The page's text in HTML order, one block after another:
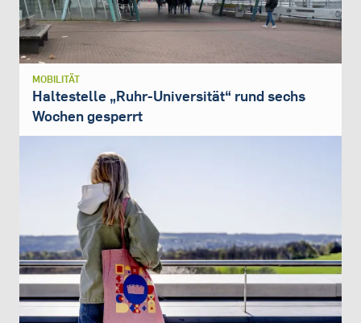
MOBILITÄT
Haltestelle „Ruhr-Universität“ rund sechs
Wochen gesperrt